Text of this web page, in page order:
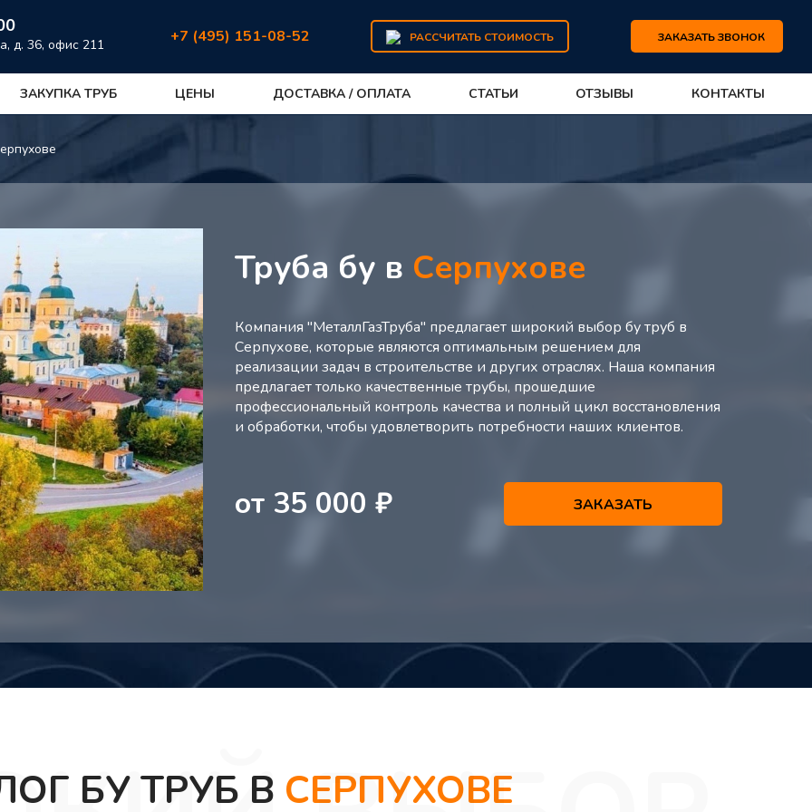
д. 36, офис 211 +7 (495) 151-08-52 РАССЧИТАТЬ СТОИМОСТЬ ЗАКАЗАТЬ ЗВОНОК
ЗАКУПКА ТРУБ ЦЕНЫ ДОСТАВКА / ОПЛАТА СТАТЬИ ОТЗЫВЫ КОНТАКТЫ
Труба бу в Серпухове
Компания "МеталлГазТруба" предлагает широкий выбор бу труб в
Серпухове, которые являются оптимальным решением для
реализации задач в строительстве и других отраслях. Наша компания
предлагает только качественные трубы, прошедшие
профессиональный контроль качества и полный цикл восстановления
и обработки, чтобы удовлетворить потребности наших клиентов.
от 35 000 ₽ ЗАКАЗАТЬ
БУ ТРУБ В СЕРПУХОВЕ